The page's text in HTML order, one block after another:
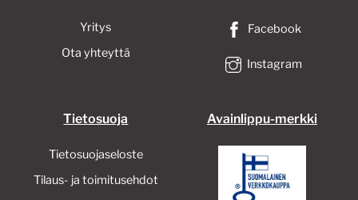
Yritys
Ota yhteyttä
Facebook
Instagram
Tietosuoja
Tietosuojaseloste
Tilaus- ja toimitusehdot
Avainlippu-merkki